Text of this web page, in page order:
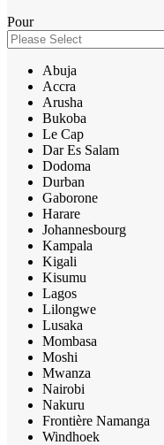
Pour
Abuja
Accra
Arusha
Bukoba
Le Cap
Dar Es Salam
Dodoma
Durban
Gaborone
Harare
Johannesbourg
Kampala
Kigali
Kisumu
Lagos
Lilongwe
Lusaka
Mombasa
Moshi
Mwanza
Nairobi
Nakuru
Frontière Namanga
Windhoek